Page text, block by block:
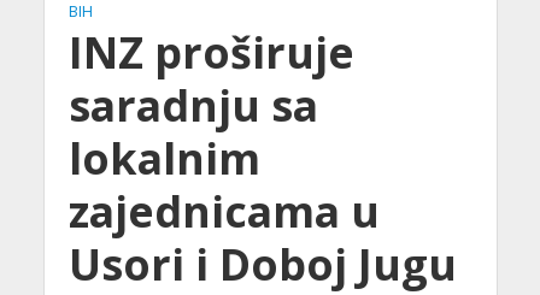
BIH
INZ proširuje
saradnju sa
lokalnim
zajednicama u
Usori i Doboj Jugu